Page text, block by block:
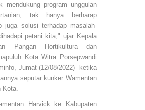
mendukung program unggulan
tak hanya berharap
juga solusi terhadap masalah-
petani kita," ujar Kepala
Pangan Hortikultura dan
Kota Witra Porsepwandi
Jumat (12/08/2022) ketika
seputar kunker Wamentan
Kota.
Harvick ke Kabupaten